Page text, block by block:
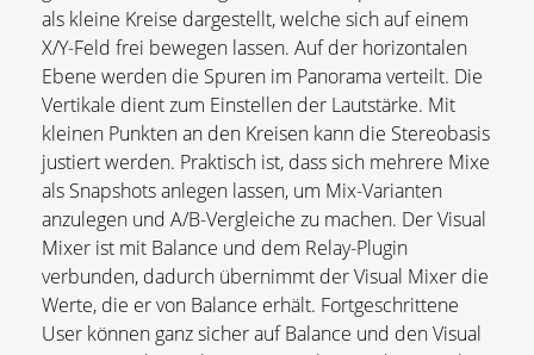
als kleine Kreise dargestellt, welche sich auf einem
X/Y-Feld frei bewegen lassen. Auf der horizontalen
Ebene werden die Spuren im Panorama verteilt. Die
Vertikale dient zum Einstellen der Lautstärke. Mit
kleinen Punkten an den Kreisen kann die Stereobasis
justiert werden. Praktisch ist, dass sich mehrere Mixe
als Snapshots anlegen lassen, um Mix-Varianten
anzulegen und A/B-Vergleiche zu machen. Der Visual
Mixer ist mit Balance und dem Relay-Plugin
verbunden, dadurch übernimmt der Visual Mixer die
Werte, die er von Balance erhält. Fortgeschrittene
User können ganz sicher auf Balance und den Visual